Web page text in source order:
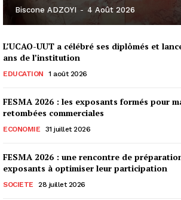
Biscone ADZOYI - 4 Août 2026
L’UCAO-UUT a célébré ses diplômés et
ans de l’institution
EDUCATION 1 août 2026
FESMA 2026 : les exposants formés pour
retombées commerciales
ECONOMIE 31 juillet 2026
FESMA 2026 : une rencontre de
exposants à optimiser leur participation
SOCIETE 28 juillet 2026